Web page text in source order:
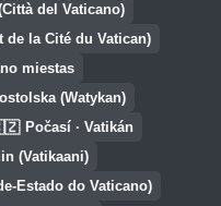
del Vaticano)
de la Cité du Vatican)
miestas
(Watykan)
Počasí · Vatikán
(Vatikaani)
Estado do Vaticano)